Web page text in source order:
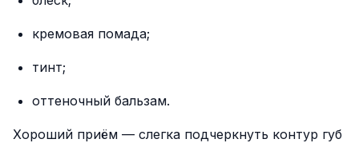
кремовая помада;
тинт;
оттеночный бальзам.
Хороший приём — слегка подчеркнуть контур губ